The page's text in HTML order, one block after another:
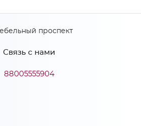
МиФ
Связь с нами
88005555904